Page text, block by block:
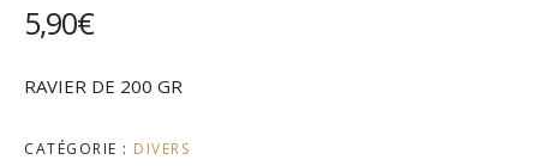
5,90€
RAVIER DE 200 GR
CATÉGORIE : DIVERS